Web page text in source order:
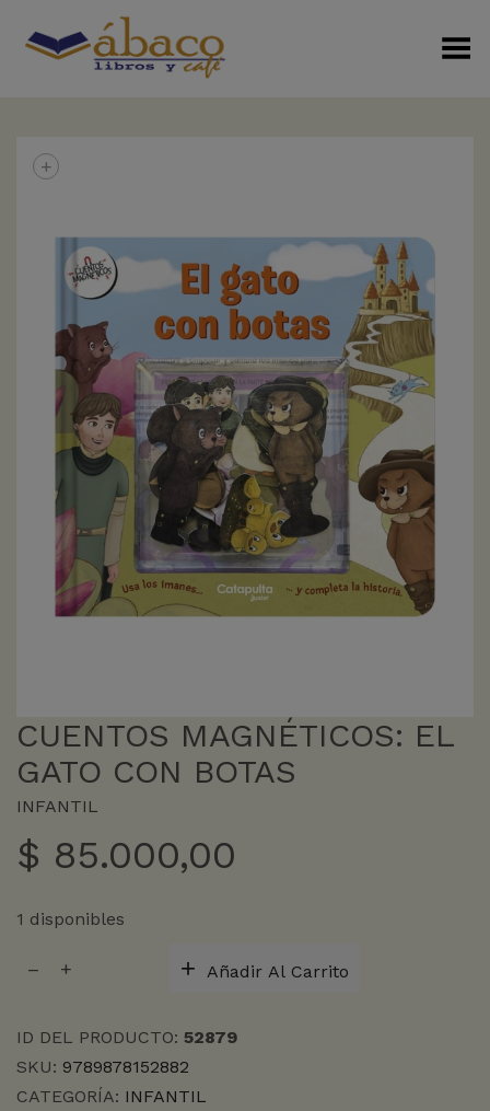
Menú Alterno
+
CUENTOS MAGNÉTICOS: EL
GATO CON BOTAS
INFANTIL
$ 85.000,00
1 disponibles
MAGNÉTICOS:
CON
BOTAS
cantidad
Añadir Al Carrito
ID DEL PRODUCTO: 52879
SKU: 9789878152882
CATEGORÍA: INFANTIL